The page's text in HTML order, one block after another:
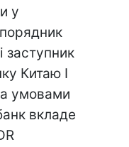
у
заступник
Китаю І
умовами
вкладе